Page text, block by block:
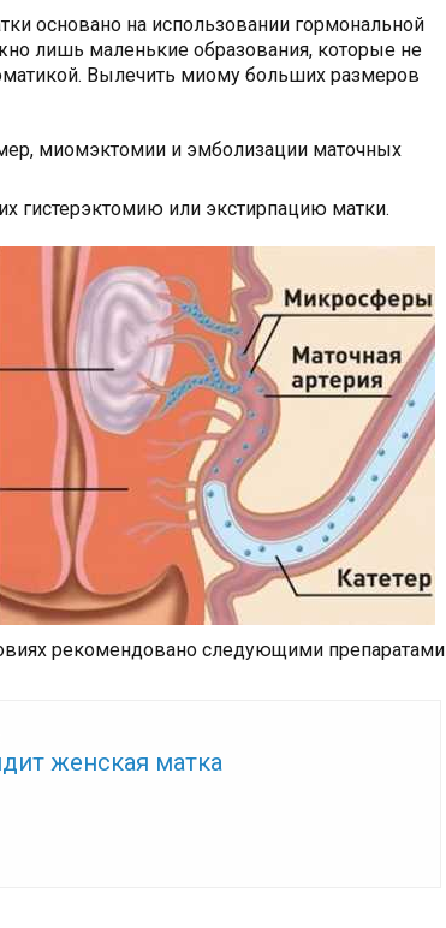
основано на использовании гормональной
лишь маленькие образования, которые не
Вылечить миому больших размеров
миомэктомии и эмболизации маточных
гистерэктомию или экстирпацию матки.
рекомендовано следующими препаратами
женская матка